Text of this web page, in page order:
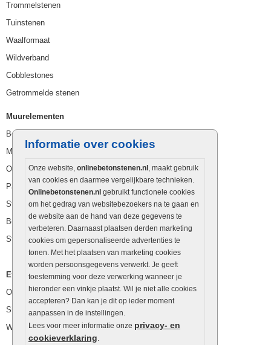
Informatie over cookies
Onze website, onlinebetonstenen.nl , maakt gebruik
van cookies en daarmee vergelijkbare technieken.
Onlinebetonstenen.nl gebruikt functionele cookies
om het gedrag van websitebezoekers na te gaan en
de website aan de hand van deze gegevens te
verbeteren. Daarnaast plaatsen derden marketing
cookies om gepersonaliseerde advertenties te
tonen. Met het plaatsen van marketing cookies
worden persoonsgegevens verwerkt. Je geeft
toestemming voor deze verwerking wanneer je
hieronder een vinkje plaatst. Wil je niet alle cookies
accepteren? Dan kan je dit op ieder moment
aanpassen in de instellingen.
Lees voor meer informatie onze privacy- en
cookieverklaring.
Trommelstenen
Tuinstenen
Waalformaat
Wildverband
Cobblestones
Getrommelde stenen
Muurelementen
Betonbielzen
Muurstenen
Opsluitbanden
Palissaden
Stapelblokken
Betonblokken
Stapelstenen
Extra benodigdheden
Ophoogzand
Siergrind en siersplit
Waterafvoer